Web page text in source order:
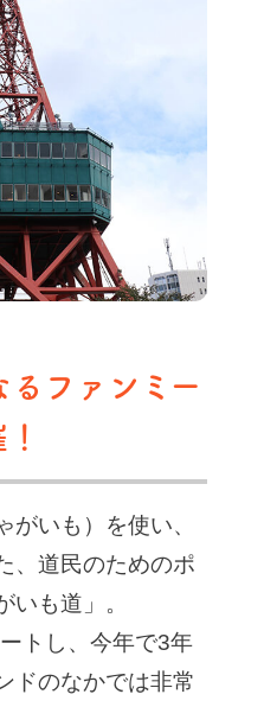
るファンミー
がいも）を使い、
、道民のためのポ
いも道」。
トし、今年で3年
ドのなかでは非常